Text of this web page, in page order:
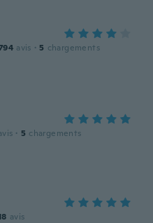
avis · 5 chargements
· 5 chargements
avis